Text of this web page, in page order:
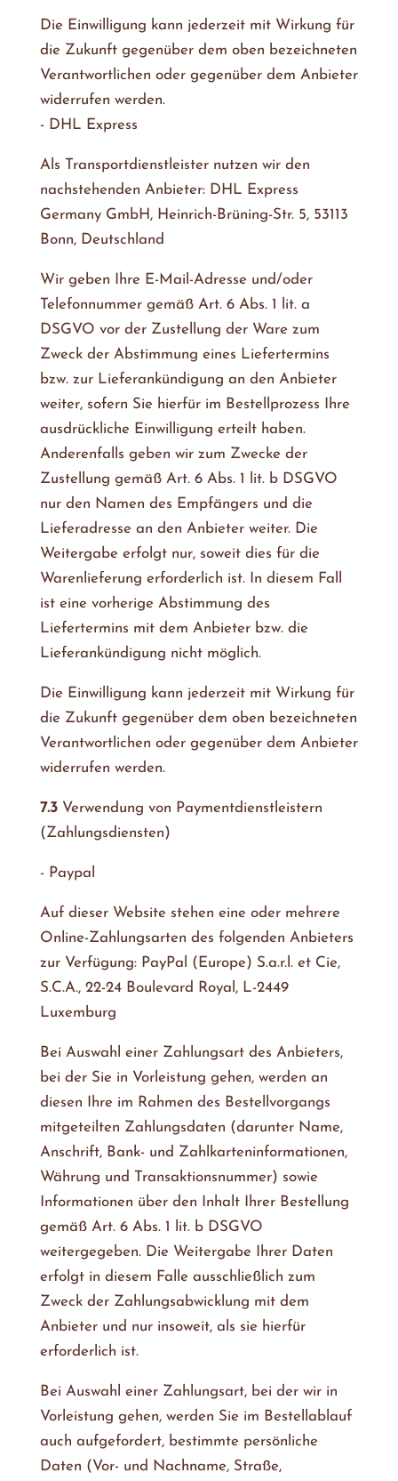
Die Einwilligung kann jederzeit mit Wirkung für
die Zukunft gegenüber dem oben bezeichneten
Verantwortlichen oder gegenüber dem Anbieter
widerrufen werden.
- DHL Express
Als Transportdienstleister nutzen wir den
nachstehenden Anbieter: DHL Express
Germany GmbH, Heinrich-Brüning-Str. 5, 53113
Bonn, Deutschland
Wir geben Ihre E-Mail-Adresse und/oder
Telefonnummer gemäß Art. 6 Abs. 1 lit. a
DSGVO vor der Zustellung der Ware zum
Zweck der Abstimmung eines Liefertermins
bzw. zur Lieferankündigung an den Anbieter
weiter, sofern Sie hierfür im Bestellprozess Ihre
ausdrückliche Einwilligung erteilt haben.
Anderenfalls geben wir zum Zwecke der
Zustellung gemäß Art. 6 Abs. 1 lit. b DSGVO
nur den Namen des Empfängers und die
Lieferadresse an den Anbieter weiter. Die
Weitergabe erfolgt nur, soweit dies für die
Warenlieferung erforderlich ist. In diesem Fall
ist eine vorherige Abstimmung des
Liefertermins mit dem Anbieter bzw. die
Lieferankündigung nicht möglich.
Die Einwilligung kann jederzeit mit Wirkung für
die Zukunft gegenüber dem oben bezeichneten
Verantwortlichen oder gegenüber dem Anbieter
widerrufen werden.
7.3Verwendung von Paymentdienstleistern
(Zahlungsdiensten)
- Paypal
Auf dieser Website stehen eine oder mehrere
Online-Zahlungsarten des folgenden Anbieters
zur Verfügung: PayPal (Europe) S.a.r.l. et Cie,
S.C.A., 22-24 Boulevard Royal, L-2449
Luxemburg
Bei Auswahl einer Zahlungsart des Anbieters,
bei der Sie in Vorleistung gehen, werden an
diesen Ihre im Rahmen des Bestellvorgangs
mitgeteilten Zahlungsdaten (darunter Name,
Anschrift, Bank- und Zahlkarteninformationen,
Währung und Transaktionsnummer) sowie
Informationen über den Inhalt Ihrer Bestellung
gemäß Art. 6 Abs. 1 lit. b DSGVO
weitergegeben. Die Weitergabe Ihrer Daten
erfolgt in diesem Falle ausschließlich zum
Zweck der Zahlungsabwicklung mit dem
Anbieter und nur insoweit, als sie hierfür
erforderlich ist.
Bei Auswahl einer Zahlungsart, bei der wir in
Vorleistung gehen, werden Sie im Bestellablauf
auch aufgefordert, bestimmte persönliche
Daten (Vor- und Nachname, Straße,